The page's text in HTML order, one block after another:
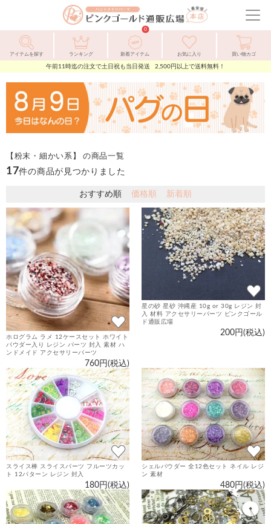
ピ
ン
ク
ル
ド
通
広
メ
ニ
ー
を
開
閉
アイテムを探す ランキング 新着アイテム お気に入り 買い物カゴ
0
午前11時迄の注文で土日祝も当日発送 2,500円以上で送料無料！
【粉末・細かい系】 の商品一覧
17件の商品が見つかりました
おすすめ順 価格順 新着順
ホログラム ラメ 12ケースセット ホワイト
パウダー入り レジン パーツ 封入 素材 ハ
ンドメイド アクセサリーパーツ
760円(税込)
星の砂 星砂 沖縄産 10g or 30g レジン 封
入 材料 アクセサリーパーツ ピンクゴール
ド通販広場
200円(税込)
スライス棒 スライスパーツ フルーツカッ
ト 12パターン レジン 封入
180円(税込)
シェルパウダー 全12色セット ネイル レジ
ン 素材
480円(税込)